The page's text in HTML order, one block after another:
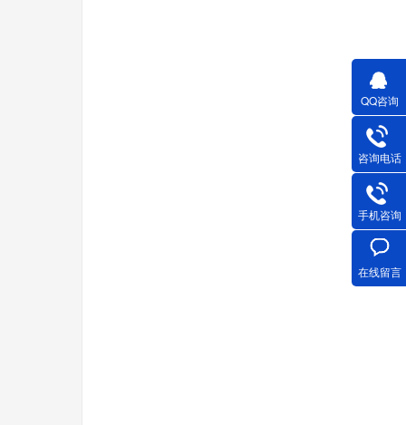
QQ咨询
咨询电话
手机咨询
在线留言